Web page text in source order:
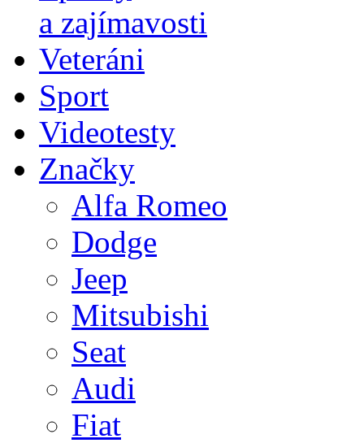
a zajímavosti
Veteráni
Sport
Videotesty
Značky
Alfa Romeo
Dodge
Jeep
Mitsubishi
Seat
Audi
Fiat